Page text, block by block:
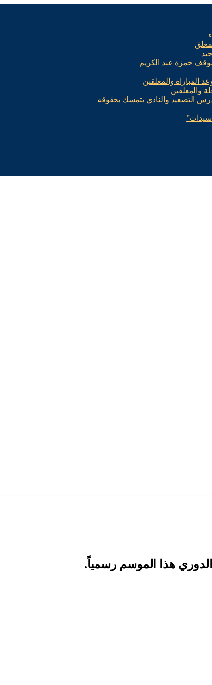
حمزة عبد الكريم
المباراة والمعلقين
والمعلقين
التصعيد والنادي يتمسك بحقوقه
هذا الموسم رسمياً.